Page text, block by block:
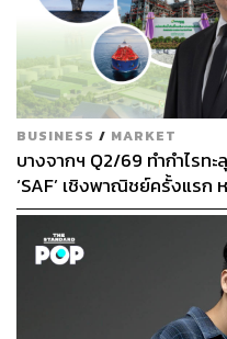
BUSINESS / MARKET
บางจากฯ Q2/69 ทำกำไรทะ
‘SAF’ เชิงพาณิชย์ครั้งแรก
ล้าน